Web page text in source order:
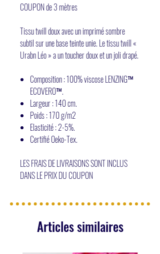
COUPON de 3 mètres
Tissu twill doux avec un imprimé sombre
subtil sur une base teinte unie. Le tissu twill «
Urabn Léo » a un toucher doux et un joli drapé.
Composition : 100% viscose LENZING™
ECOVERO™.
Largeur : 140 cm.
Poids : 170 g/m2
Elasticité : 2-5%.
Certifié Oeko-Tex.
LES FRAIS DE LIVRAISONS SONT INCLUS
DANS LE PRIX DU COUPON
Articles similaires